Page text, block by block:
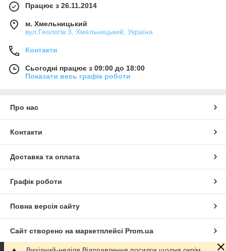
Працює з 26.11.2014
м. Хмельницький
вул.Геологів 3, Хмельницький, Україна
Контакти
Сьогодні працює з 09:00 до 18:00
Показати весь графік роботи
Про нас
Контакти
Доставка та оплата
Графік роботи
Повна версія сайту
Сайт створено на маркетплейсі Prom.ua